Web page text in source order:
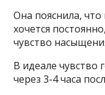
Она пояснила, что
хочется
чувство
В идеале чувство
через 3-4 часа